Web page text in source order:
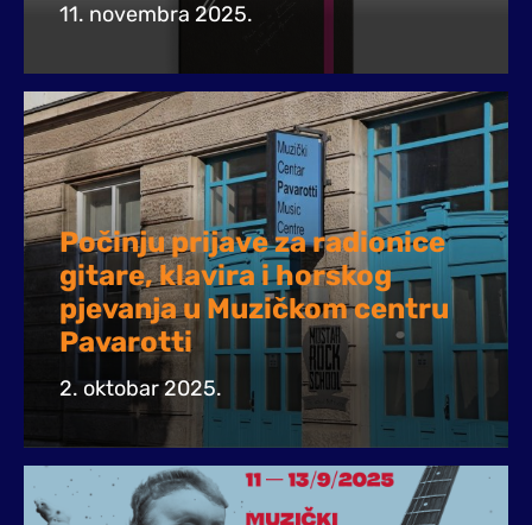
11. novembra 2025.
Počinju prijave za radionice
gitare, klavira i horskog
pjevanja u Muzičkom centru
Pavarotti
2. oktobar 2025.